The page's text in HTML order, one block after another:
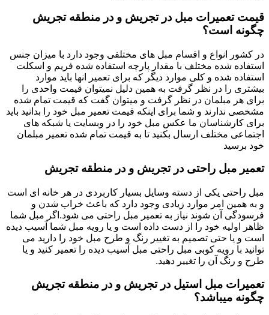
قیمت تعمیرات مبل در تجریش و در منطقه تجریش
چگونه است؟
در کشور انواع و اقسام مبل های مختلفی وجود دارد با میزان جنس
استفاده شده مختلف با مقدار پارچه استفاده شده فریم و اسکلت
استفاده شده و کلی موارد دیگر که برای تعمیر انها باید موارد
بیشتری را در نظر گرفت به همین دلیل نمیتوان قیمت واحدی را
برای هر مبلمان در نظر گرفت و میتوان گفت که قیمت تمام شده
مشخصی ندارند و شما برای اینکه قیمت تعمیر مبل خود را بدانید باید
برای کارشناسان ما عکس مبل خود را در وبسایت یا شبکه های
اجتماعی مختلف ارسال بکنید تا به قیمت تمام شده تعمیر مبلمان
خود برسید
تعمیر مبل راحتی در تجریش و در منطقه تجریش
مبل راحتی یکی از دسته وسایل بسیار کاربردی در هر خانه ای است
و به همین امر موارد زیادی وجود دارد که باعث خراب شدن و
فرسودگی آن شوند نیاز به تعمیر مبل راحتی می شود.اگر مبل شما
ظاهر اولیه خود را از دست داده است و یا رویه مبل شما آسیب دیده
است و یا حتی تصمیم به تغییر رنگ و طرح مبل خود را دارید می
توانید با رویه کوبی مبل راحتی مبل آسیب دیده را تعمیر کنید و یا
طرح و رنگ آن را تغییر دهید.
تعمیرات مبل استیل در تجریش و در منطقه تجریش
چگونه میباشد؟